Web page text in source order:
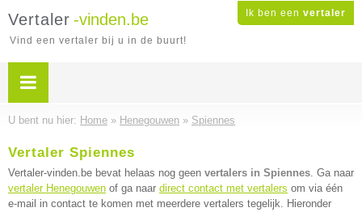
Ik ben een vertaler
Vertaler -vinden.be
Vind een vertaler bij u in de buurt!
U bent nu hier: Home » Henegouwen » Spiennes
Vertaler Spiennes
Vertaler-vinden.be bevat helaas nog geen vertalers in Spiennes. Ga naar
vertaler Henegouwen of ga naar direct contact met vertalers om via één
e-mail in contact te komen met meerdere vertalers tegelijk. Hieronder